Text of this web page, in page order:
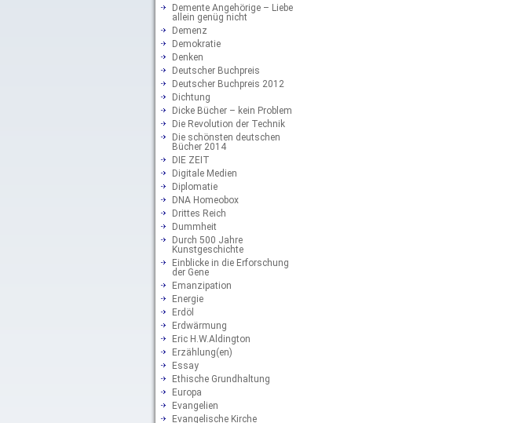
Demente Angehörige – Liebe
allein genüg nicht
Demenz
Demokratie
Denken
Deutscher Buchpreis
Deutscher Buchpreis 2012
Dichtung
Dicke Bücher – kein Problem
Die Revolution der Technik
Die schönsten deutschen
Bücher 2014
DIE ZEIT
Digitale Medien
Diplomatie
DNA Homeobox
Drittes Reich
Dummheit
Durch 500 Jahre
Kunstgeschichte
Einblicke in die Erforschung
der Gene
Emanzipation
Energie
Erdöl
Erdwärmung
Eric H.W.Aldington
Erzählung(en)
Essay
Ethische Grundhaltung
Europa
Evangelien
Evangelische Kirche